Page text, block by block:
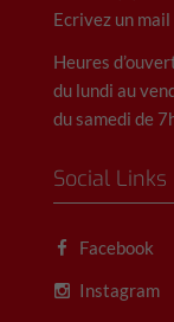
Ecrivez un mail
Heures
du lundi au
du samedi de
Social Links
Facebook
Instagram